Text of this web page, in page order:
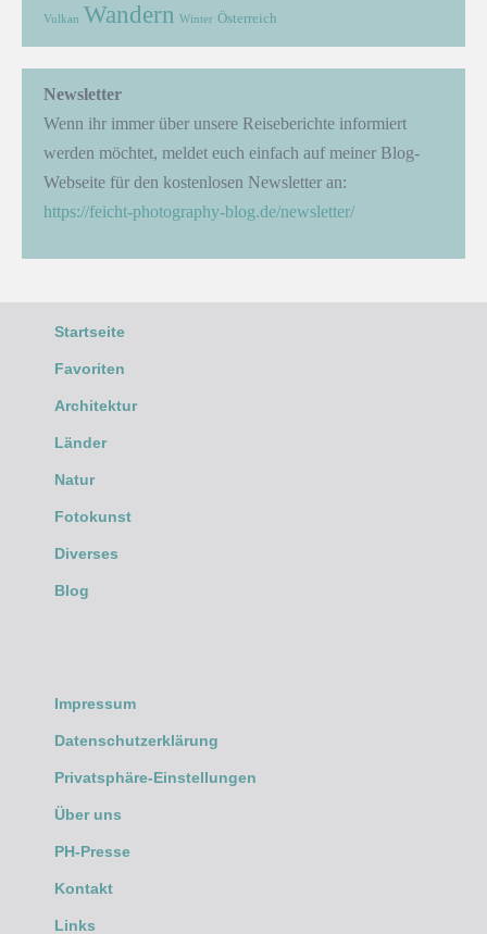
Vulkan Wandern Winter Österreich
Newsletter
Wenn ihr immer über unsere Reiseberichte informiert
werden möchtet, meldet euch einfach auf meiner Blog-
Webseite für den kostenlosen Newsletter an:
https://feicht-photography-blog.de/newsletter/
Startseite
Favoriten
Architektur
Länder
Natur
Fotokunst
Diverses
Blog
Impressum
Datenschutzerklärung
Privatsphäre-Einstellungen
Über uns
PH-Presse
Kontakt
Links